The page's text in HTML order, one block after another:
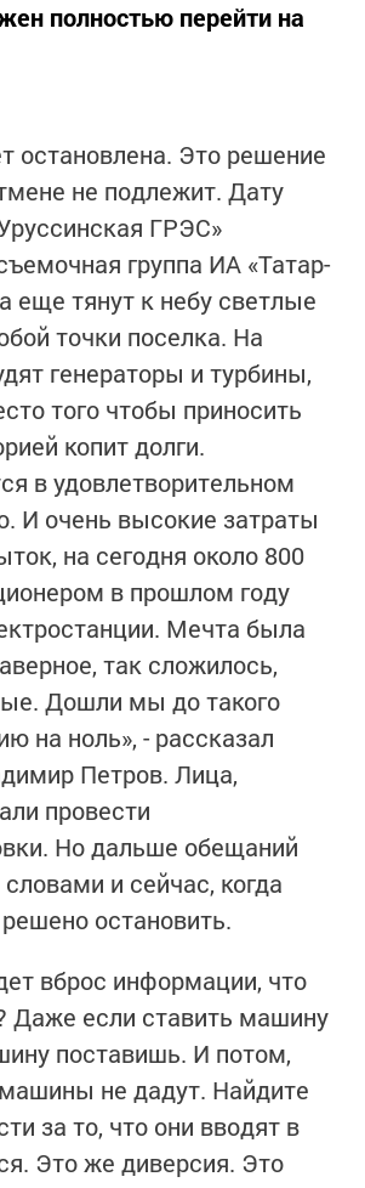
полностью перейти на
остановлена. Это решение
не подлежит. Дату
ГРЭС»
группа ИА «Татар-
тянут к небу светлые
точки поселка. На
генераторы и турбины,
того чтобы приносить
копит долги.
в удовлетворительном
И очень высокие затраты
на сегодня около 800
в прошлом году
Мечта была
так сложилось,
Дошли мы до такого
на ноль», - рассказал
Петров. Лица,
провести
Но дальше обещаний
и сейчас, когда
остановить.
вброс информации, что
Даже если ставить машину
поставишь. И потом,
не дадут. Найдите
за то, что они вводят в
Это же диверсия. Это